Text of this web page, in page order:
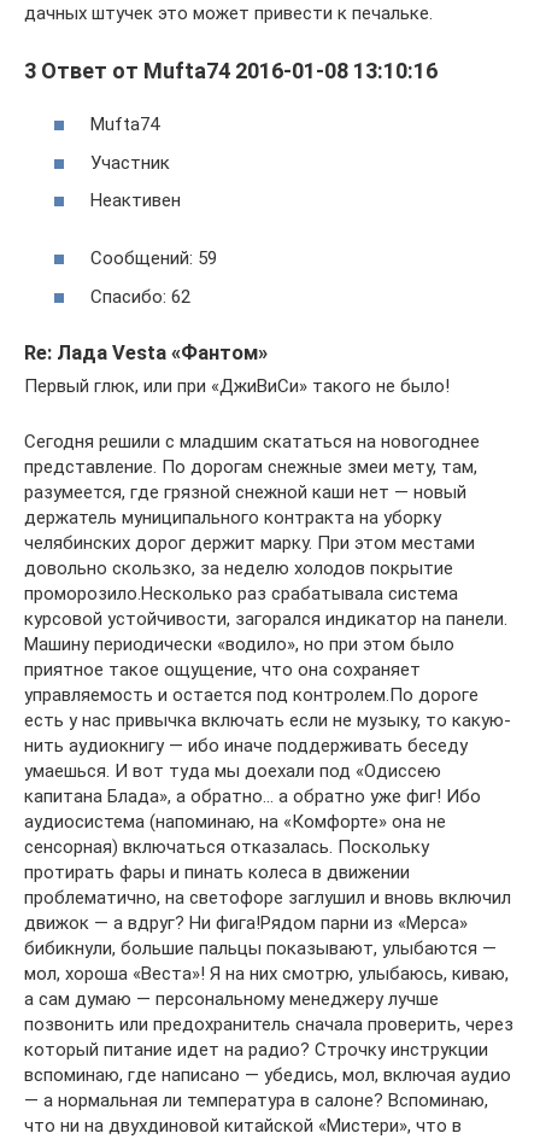
дачных штучек это может привести к печальке.
3 Ответ от Mufta74 2016-01-08 13:10:16
Mufta74
Участник
Неактивен
Сообщений: 59
Спасибо: 62
Re: Лада Vesta «Фантом»
Первый глюк, или при «ДжиВиСи» такого не было!
Сегодня решили с младшим скататься на новогоднее
представление. По дорогам снежные змеи мету, там,
разумеется, где грязной снежной каши нет — новый
держатель муниципального контракта на уборку
челябинских дорог держит марку. При этом местами
довольно скользко, за неделю холодов покрытие
проморозило.Несколько раз срабатывала система
курсовой устойчивости, загорался индикатор на панели.
Машину периодически «водило», но при этом было
приятное такое ощущение, что она сохраняет
управляемость и остается под контролем.По дороге
есть у нас привычка включать если не музыку, то какую-
нить аудиокнигу — ибо иначе поддерживать беседу
умаешься. И вот туда мы доехали под «Одиссею
капитана Блада», а обратно… а обратно уже фиг! Ибо
аудиосистема (напоминаю, на «Комфорте» она не
сенсорная) включаться отказалась. Поскольку
протирать фары и пинать колеса в движении
проблематично, на светофоре заглушил и вновь включил
движок — а вдруг? Ни фига!Рядом парни из «Мерса»
бибикнули, большие пальцы показывают, улыбаются —
мол, хороша «Веста»! Я на них смотрю, улыбаюсь, киваю,
а сам думаю — персональному менеджеру лучше
позвонить или предохранитель сначала проверить, через
который питание идет на радио? Строчку инструкции
вспоминаю, где написано — убедись, мол, включая аудио
— а нормальная ли температура в салоне? Вспоминаю,
что ни на двухдиновой китайской «Мистери», что в